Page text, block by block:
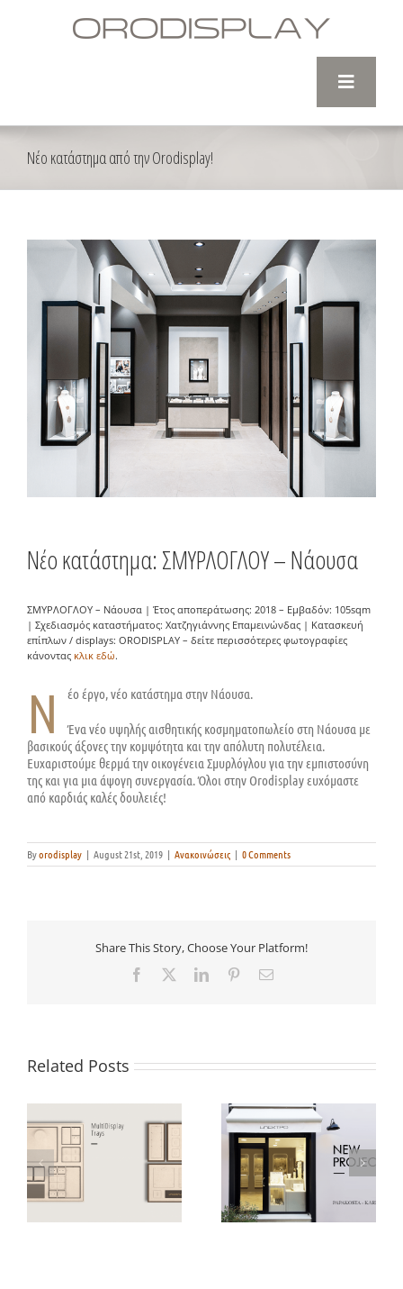
Νέο κατάστημα από την Orodisplay!
Νέο κατάστημα: ΣΜΥΡΛΟΓΛΟΥ – Νάουσα
ΣΜΥΡΛΟΓΛΟΥ – Νάουσα | Έτος αποπεράτωσης: 2018 – Εμβαδόν: 105sqm
| Σχεδιασμός καταστήματος: Χατζηγιάννης Επαμεινώνδας | Κατασκευή
επίπλων / displays: ORODISPLAY – δείτε περισσότερες φωτογραφίες
κάνοντας κλικ εδώ.
Ν έο έργο, νέο κατάστημα στην Νάουσα.
Ένα νέο υψηλής αισθητικής κοσμηματοπωλείο στη Νάουσα με
βασικούς άξονες την κομψότητα και την απόλυτη πολυτέλεια.
Ευχαριστούμε θερμά την οικογένεια Σμυρλόγλου για την εμπιστοσύνη
της και για μια άψογη συνεργασία. Όλοι στην Orodisplay ευχόμαστε
από καρδιάς καλές δουλειές!
Byorodisplay | August 21st, 2019 | Ανακοινώσεις | 0 Comments
Share This Story, Choose Your Platform!
Facebook LinkedInPinterestEmail
Related Posts
Νέο κατάστημα από
Πώς το Instagram
άλλαξε τον τρόπο που
αγοράζουμε
δακτυλίδια